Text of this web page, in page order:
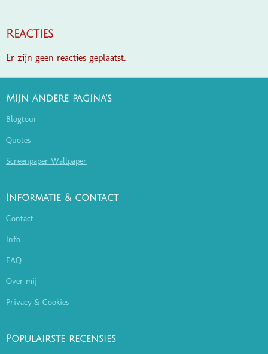
Reacties
Er zijn geen reacties geplaatst.
Mijn andere pagina's
Blogtour
Quotes
Screenpaper Wallpaper
Informatie & contact
Contact
Info
FAQ
Over mij
Privacy & Cookies
Populairste recensies